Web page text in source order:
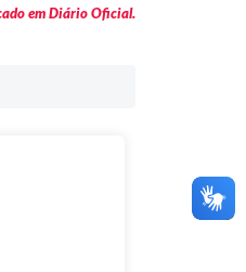
em Diário Oficial.